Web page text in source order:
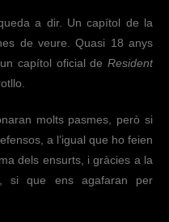
a dir. Un capítol de la
de veure. Quasi 18 anys
capítol oficial de Resident
molts pasmes, però si
a l’igual que ho feien
dels ensurts, i gràcies a la
si que ens agafaran per